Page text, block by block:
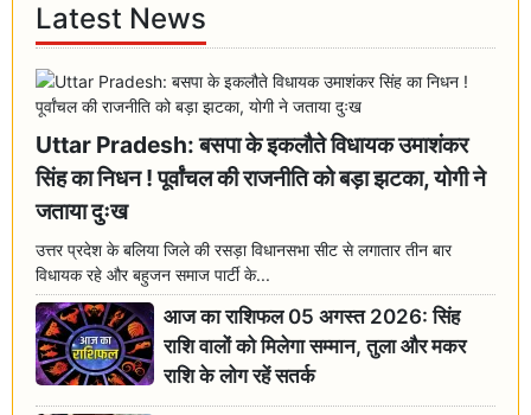
Latest News
Uttar Pradesh: बसपा के इकलौते विधायक उमाशंकर
सिंह का निधन ! पूर्वांचल की राजनीति को बड़ा झटका, योगी ने
जताया दुःख
उत्तर प्रदेश के बलिया जिले की रसड़ा विधानसभा सीट से लगातार तीन बार
विधायक रहे और बहुजन समाज पार्टी के...
आज का राशिफल 05 अगस्त 2026: सिंह
राशि वालों को मिलेगा सम्मान, तुला और मकर
राशि के लोग रहें सतर्क